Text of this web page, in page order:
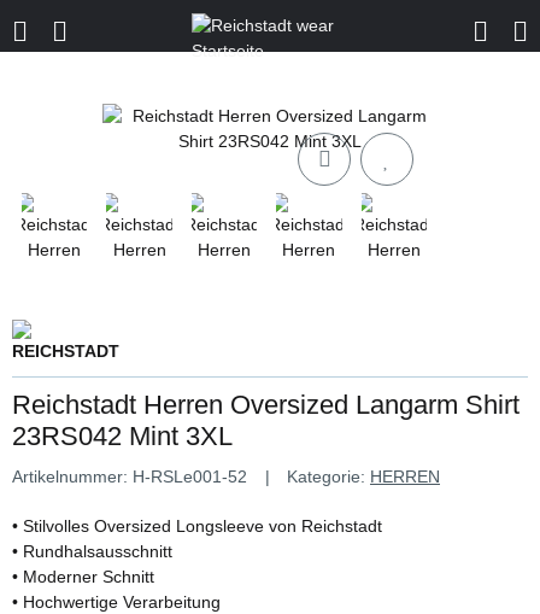
Reichstadt Herren Oversized Langarm Shirt
23RS042 Mint 3XL
Artikelnummer: H-RSLe001-52 Kategorie: HERREN
• Stilvolles Oversized Longsleeve von Reichstadt
• Rundhalsausschnitt
• Moderner Schnitt
• Hochwertige Verarbeitung